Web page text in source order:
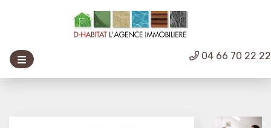
04 66 70 22 22